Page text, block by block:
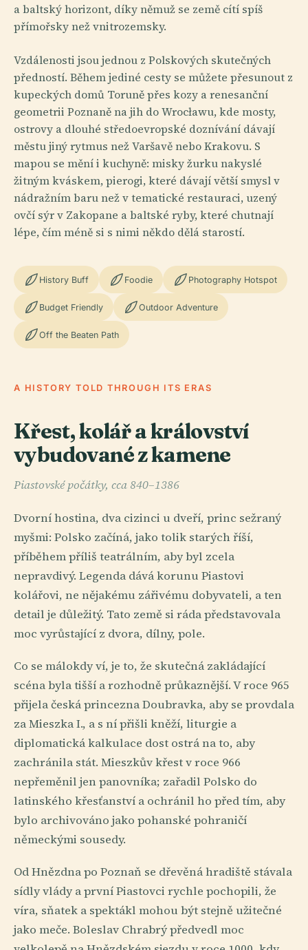
a baltský horizont, díky němuž se země cítí spíš
přímořsky než vnitrozemsky.
Vzdálenosti jsou jednou z Polskových skutečných
předností. Během jediné cesty se můžete přesunout z
kupeckých domů Toruně přes kozy a renesanční
geometrii Poznaně na jih do Wrocławu, kde mosty,
ostrovy a dlouhé středoevropské doznívání dávají
městu jiný rytmus než Varšavě nebo Krakovu. S
mapou se mění i kuchyně: misky žurku nakyslé
žitným kváskem, pierogi, které dávají větší smysl v
nádražním baru než v tematické restauraci, uzený
ovčí sýr v Zakopane a baltské ryby, které chutnají
lépe, čím méně si s nimi někdo dělá starostí.
History Buff Foodie Photography Hotspot
Budget Friendly Outdoor Adventure
Off the Beaten Path
A HISTORY TOLD THROUGH ITS ERAS
Křest, kolář a království
vybudované z kamene
Piastovské počátky, cca 840–1386
Dvorní hostina, dva cizinci u dveří, princ sežraný
myšmi: Polsko začíná, jako tolik starých říší,
příběhem příliš teatrálním, aby byl zcela
nepravdivý. Legenda dává korunu Piastovi
kolářovi, ne nějakému zářivému dobyvateli, a ten
detail je důležitý. Tato země si ráda představovala
moc vyrůstající z dvora, dílny, pole.
Co se málokdy ví, je to, že skutečná zakládající
scéna byla tišší a rozhodně průkaznější. V roce 965
přijela česká princezna Doubravka, aby se provdala
za Mieszka I., a s ní přišli kněží, liturgie a
diplomatická kalkulace dost ostrá na to, aby
zachránila stát. Mieszkův křest v roce 966
nepřeměnil jen panovníka; zařadil Polsko do
latinského křesťanství a ochránil ho před tím, aby
bylo archivováno jako pohanské pohraničí
německými sousedy.
Od Hnězdna po Poznaň se dřevěná hradiště stávala
sídly vlády a první Piastovci rychle pochopili, že
víra, sňatek a spektákl mohou být stejně užitečné
jako meče. Boleslav Chrabrý předvedl moc